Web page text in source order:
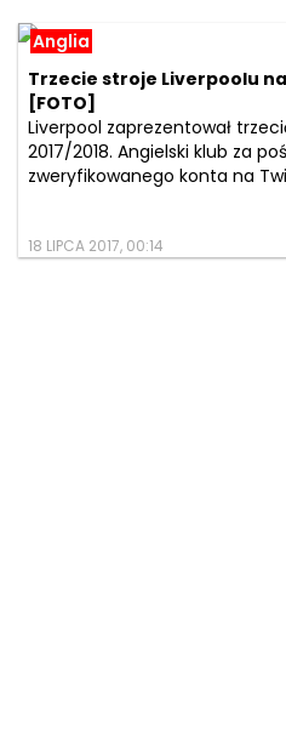
Anglia
Trzecie stroje Liverpoolu
[FOTO]
Liverpool zaprezentował
2017/2018. Angielski klub za
zweryfikowanego konta na
18 LIPCA 2017, 00:14